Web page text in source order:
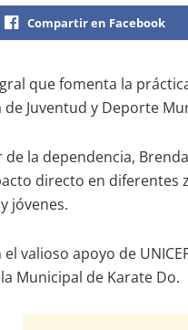
Compartir en Facebook
que fomenta la
Juventud y Deporte
la dependencia,
directo en diferentes
jóvenes.
valioso apoyo de
Municipal de Karate Do.